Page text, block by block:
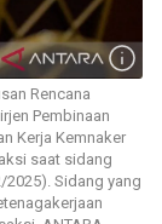
Rencana
Pembinaan
Kerja Kemnaker
saat sidang
2025). Sidang yang